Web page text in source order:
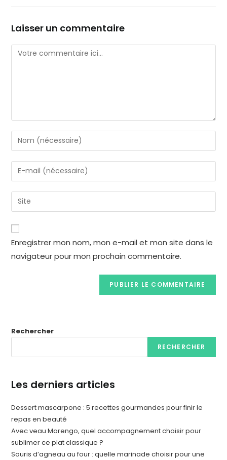
Laisser un commentaire
Enregistrer mon nom, mon e-mail et mon site dans le
navigateur pour mon prochain commentaire.
Rechercher
RECHERCHER
Les derniers articles
Dessert mascarpone : 5 recettes gourmandes pour finir le
repas en beauté
Avec veau Marengo, quel accompagnement choisir pour
sublimer ce plat classique ?
Souris d’agneau au four : quelle marinade choisir pour une